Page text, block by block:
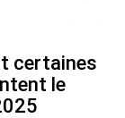
certaines
le